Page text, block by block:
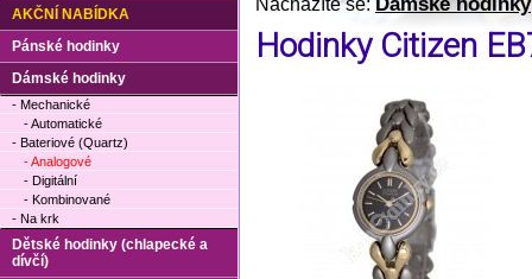
Nacházíte se:
Hodinky Citizen
AKČNÍ NABÍDKA
Pánské hodinky
Dámské hodinky
- Mechanické
- Automatické
- Bateriové (Quartz)
- Analogové
- Digitální
- Kombinované
- Na krk
Dětské hodinky (chlapecké a
dívčí)